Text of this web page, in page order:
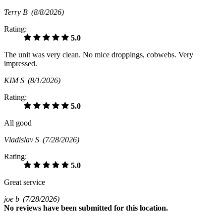
Terry B (8/8/2026)
Rating:
5.0
The unit was very clean. No mice droppings, cobwebs. Very
impressed.
KIM S (8/1/2026)
Rating:
5.0
All good
Vladislav S (7/28/2026)
Rating:
5.0
Great service
joe b (7/28/2026)
No reviews have been submitted for this location.